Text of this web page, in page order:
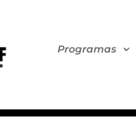
Programas